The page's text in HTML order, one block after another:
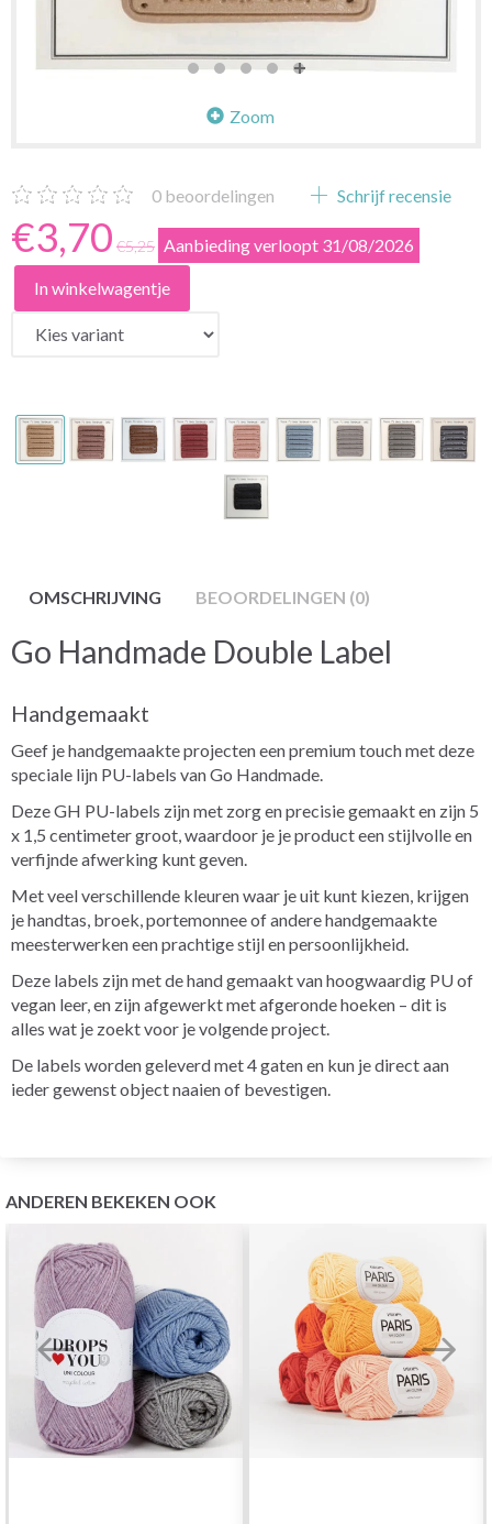
Zoom
0 beoordelingen Schrijf recensie
€3,70 €5,25 Aanbieding verloopt 31/08/2026
In winkelwagentje
OMSCHRIJVING BEOORDELINGEN (0)
Go Handmade Double Label
Handgemaakt
Geef je handgemaakte projecten een premium touch met deze
speciale lijn PU-labels van Go Handmade.
Deze GH PU-labels zijn met zorg en precisie gemaakt en zijn 5
x 1,5 centimeter groot, waardoor je je product een stijlvolle en
verfijnde afwerking kunt geven.
Met veel verschillende kleuren waar je uit kunt kiezen, krijgen
je handtas, broek, portemonnee of andere handgemaakte
meesterwerken een prachtige stijl en persoonlijkheid.
Deze labels zijn met de hand gemaakt van hoogwaardig PU of
vegan leer, en zijn afgewerkt met afgeronde hoeken – dit is
alles wat je zoekt voor je volgende project.
De labels worden geleverd met 4 gaten en kun je direct aan
ieder gewenst object naaien of bevestigen.
ANDEREN BEKEKEN OOK